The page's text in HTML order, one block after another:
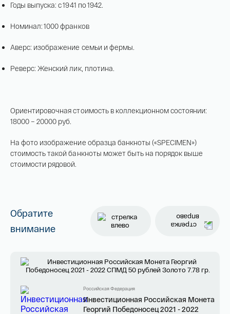
Годы выпуска: с 1941 по 1942.
Номинал: 1000 франков
Аверс: изображение семьи и фермы.
Реверс: Женский лик, плотина.
Ориентировочная стоимость в коллекционном состоянии:
18000 – 20000 руб.
На фото изображение образца банкноты («SPECIMEN»)
стоимость такой банкноты может быть на порядок выше
стоимости рядовой.
Обратите
внимание
Российская Федерация
Инвестиционная Российская Монета
Георгий Победоносец 2021 - 2022